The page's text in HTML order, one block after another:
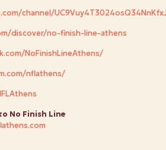
channel/
discover/no-finish-line-athens
NoFinishLineAthens/
nflathens/
No Finish Line